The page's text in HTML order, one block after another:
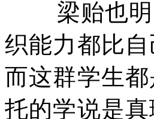
梁贻也
织能力都比
而这群学生
托的学说是